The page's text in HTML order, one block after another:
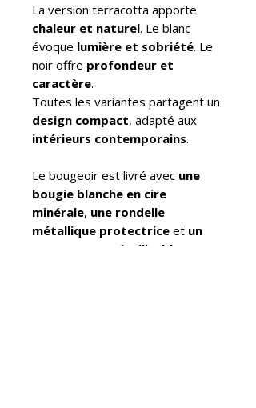
La version terracotta apporte
chaleur et naturel. Le blanc
évoque lumière et sobriété. Le
noir offre profondeur et
caractère.
Toutes les variantes partagent un
design compact, adapté aux
intérieurs contemporains.
Le bougeoir est livré avec une
bougie blanche en cire
minérale, une rondelle
métallique protectrice et un
sac en coton réutilisable